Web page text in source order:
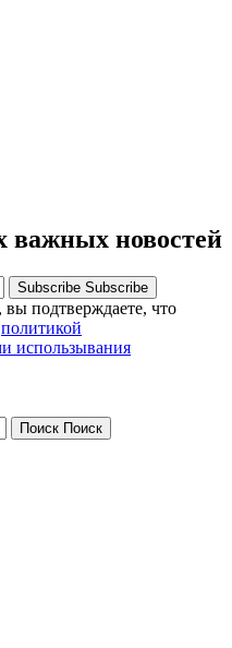
важных новостей
Subscribe Subscribe
подтверждаете, что
политикой
использывания
Поиск Поиск